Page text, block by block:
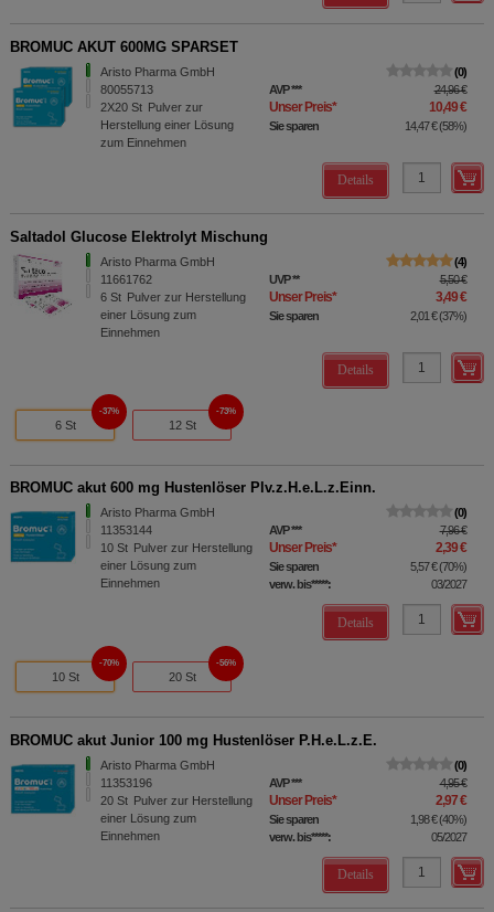
BROMUC AKUT 600MG SPARSET
Aristo Pharma GmbH
80055713
2X20 St Pulver zur
Herstellung einer Lösung
zum Einnehmen
0
AVP*** 24,96 €
Unser Preis* 10,49 €
Sie sparen 14,47 €(58%)
Details
Saltadol Glucose Elektrolyt Mischung
Aristo Pharma GmbH
11661762
6 St Pulver zur Herstellung
einer Lösung zum
Einnehmen
4
UVP** 5,50 €
Unser Preis* 3,49 €
Sie sparen 2,01 €(37%)
Details
6 St
37%
12 St
73%
BROMUC akut 600 mg Hustenlöser Plv.z.H.e.L.z.Einn.
Aristo Pharma GmbH
11353144
10 St
Pulver zur Herstellung
einer Lösung zum
Einnehmen
0
AVP*** 7,96 €
Unser Preis* 2,39 €
Sie sparen 5,57 €(70%)
verw. bis*****:
03/2027
Details
10 St
70%
20 St
56%
BROMUC akut Junior 100 mg Hustenlöser P.H.e.L.z.E.
Aristo Pharma GmbH
11353196
20 St Pulver zur Herstellung
einer Lösung zum
Einnehmen
0
AVP*** 4,95 €
Unser Preis* 2,97 €
Sie sparen 1,98 €(40%)
verw. bis*****:
05/2027
Details